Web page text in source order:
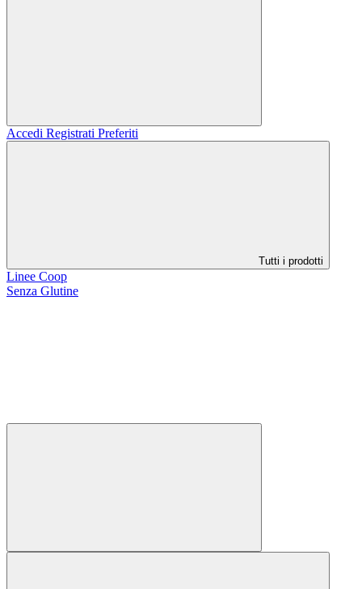
Accedi Registrati Preferiti
Tutti i prodotti
Linee Coop
Senza Glutine